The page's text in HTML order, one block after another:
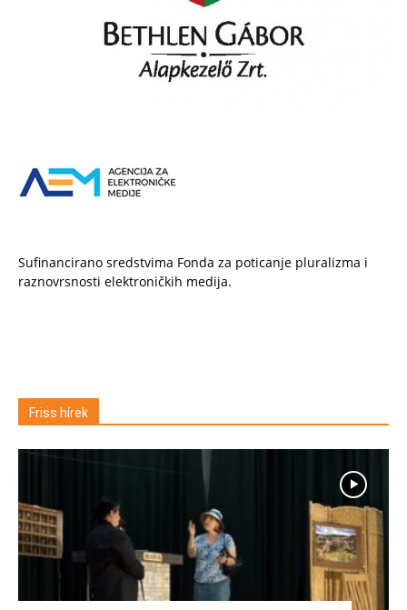
Sufinancirano sredstvima Fonda za poticanje pluralizma i
raznovrsnosti elektroničkih medija.
Friss hírek